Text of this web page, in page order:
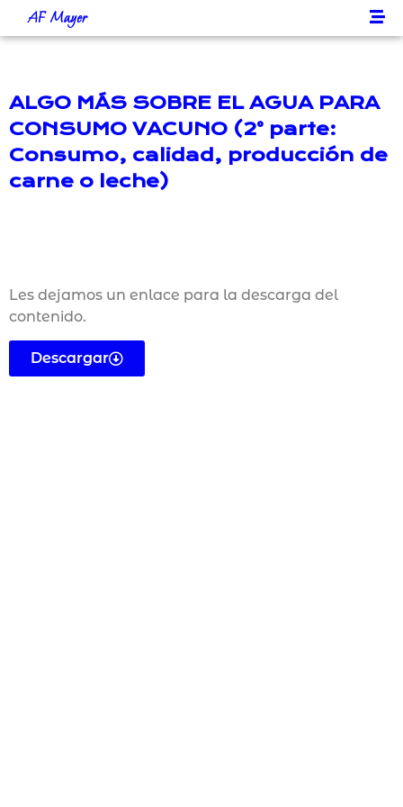
AF Mayer
ALGO MÁS SOBRE EL AGUA PARA
CONSUMO VACUNO (2° parte:
Consumo, calidad, producción de
carne o leche)
Les dejamos un enlace para la descarga del
contenido.
Descargar